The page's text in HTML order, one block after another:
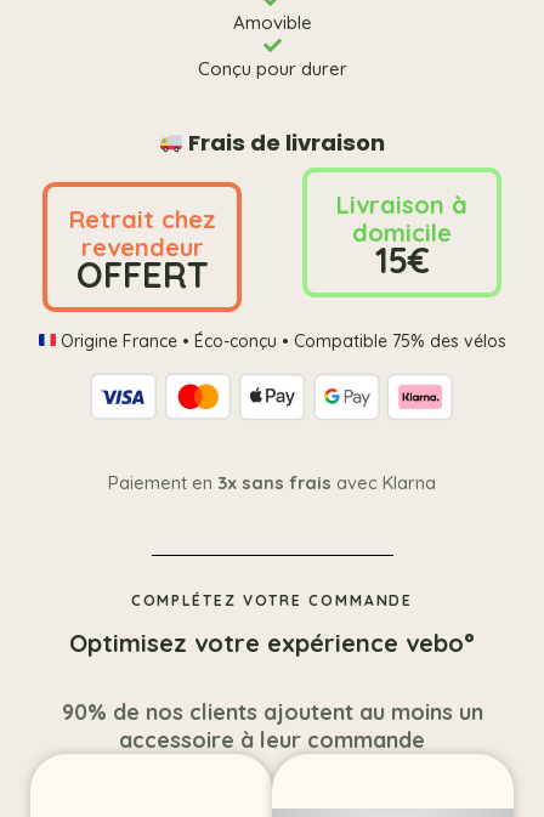
Amovible
Conçu pour durer
Frais de livraison
Retrait chez
revendeur
OFFERT
Livraison à
domicile
15€
Origine France • Éco-conçu • Compatible 75% des vélos
Paiement en 3x sans frais avec Klarna
COMPLÉTEZ VOTRE COMMANDE
Optimisez votre expérience vebo°
90% de nos clients ajoutent au moins un
accessoire à leur commande